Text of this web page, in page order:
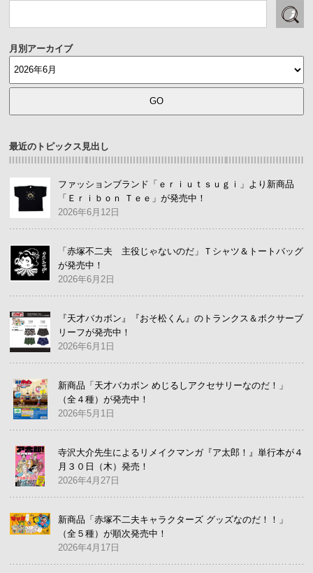
月別アーカイブ
最近のトピックス見出し
ファッションブランド「ｅｒｉｕｔｓｕｇｉ」より新商品
「Ｅｒｉｂｏｎ Ｔｅｅ」が発売中！
2026年6月12日
「赤塚不二夫 主役じゃないのだ」Ｔシャツ＆トートバッグ
が発売中！
2026年6月2日
『天才バカボン』『おそ松くん』のトランクス＆ボクサーブ
リーフが発売中！
2026年6月1日
新商品「天才バカボン めじるしアクセサリーなのだ！」
（全４種）が発売中！
2026年5月1日
寺沢大介先生によるリメイクマンガ『ア太郎！』単行本が４
月３０日（木）発売！
2026年4月27日
新商品「赤塚不二夫キャラクターズ グッズなのだ！！」
（全５種）が順次発売中！
2026年4月17日